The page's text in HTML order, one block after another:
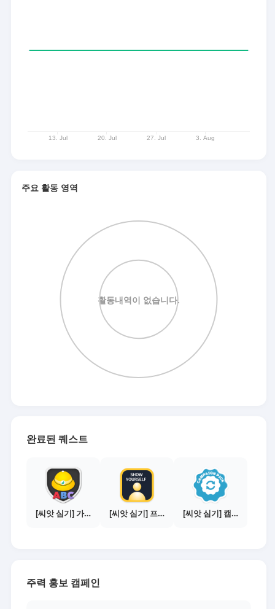
주요 활동 영역
완료된 퀘스트
[씨앗 심기] 가이드보기 - 매체별 활동 가이드 [씨앗 심기] 프로필 사진 등록하기 [씨앗 심기] 캠페인 선택하기 - PICK 1개
주력 홍보 캠페인